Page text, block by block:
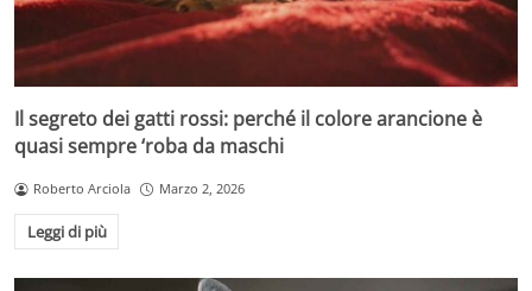
Il segreto dei gatti rossi: perché il colore arancione è
quasi sempre ‘roba da maschi
Roberto Arciola Marzo 2, 2026
Leggi di più